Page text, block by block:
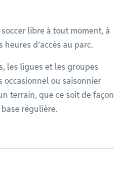
libre à tout moment, à
d’accès au parc.
les ligues et les groupes
ou saisonnier
terrain, que ce soit de façon
régulière.